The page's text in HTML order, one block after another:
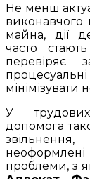
Не менш
виконавчого
майна, дії
часто
перевіряє
мінімізувати
У трудових
допомога
проблеми, з